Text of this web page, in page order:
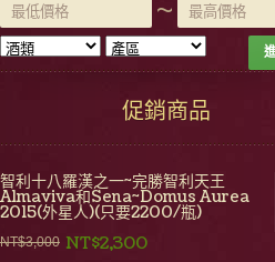
~
促銷商品
智利十八羅漢之一~完勝智利天王
Almaviva和Sena~Domus Aurea
2015(外星人)(只要2200/瓶)
NT$3,000 NT$2,300